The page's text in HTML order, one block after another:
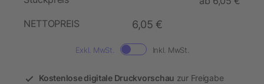
NETTOPREIS
6,05 €
Exkl. MwSt. Inkl. MwSt.
Kostenlose digitale Druckvorschau zur Freigabe